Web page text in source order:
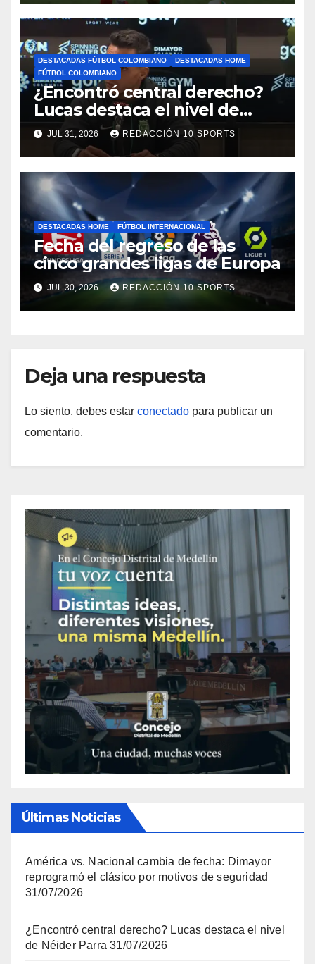
DESTACADAS FÚTBOL COLOMBIANO
DESTACADAS HOME
FÚTBOL COLOMBIANO
¿Encontró central derecho?
Lucas destaca el nivel de
Néider Parra
JUL 31, 2026 REDACCIÓN 10 SPORTS
DESTACADAS HOME FÚTBOL INTERNACIONAL
Fecha del regreso de las
cinco grandes ligas de Europa
JUL 30, 2026 REDACCIÓN 10 SPORTS
Deja una respuesta
Lo siento, debes estar conectado para publicar un
comentario.
Últimas Noticias
América vs. Nacional cambia de fecha: Dimayor
reprogramó el clásico por motivos de seguridad
31/07/2026
¿Encontró central derecho? Lucas destaca el nivel
de Néider Parra 31/07/2026